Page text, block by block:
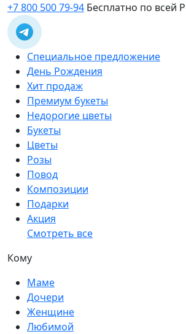
+7 800 500 79-94 Бесплатно по всей
Специальное предложение
День Рождения
Хит продаж
Премиум букеты
Недорогие цветы
Букеты
Цветы
Розы
Повод
Композиции
Подарки
Акция
Смотреть все
Кому
Маме
Дочери
Женщине
Любимой